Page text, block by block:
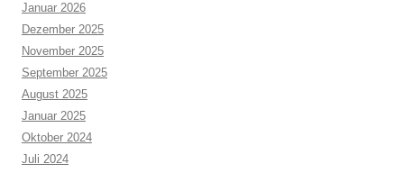
Januar 2026
Dezember 2025
November 2025
September 2025
August 2025
Januar 2025
Oktober 2024
Juli 2024